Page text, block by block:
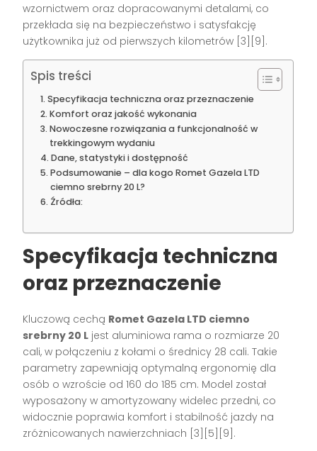
wzornictwem oraz dopracowanymi detalami, co
przekłada się na bezpieczeństwo i satysfakcję
użytkownika już od pierwszych kilometrów [3][9] .
Spis treści
Specyfikacja techniczna oraz przeznaczenie
Komfort oraz jakość wykonania
Nowoczesne rozwiązania a funkcjonalność w
trekkingowym wydaniu
Dane, statystyki i dostępność
Podsumowanie – dla kogo Romet Gazela LTD
ciemno srebrny 20 L?
Źródła:
Specyfikacja techniczna
oraz przeznaczenie
Kluczową cechą Romet Gazela LTD ciemno
srebrny 20 L jest aluminiowa rama o rozmiarze 20
cali, w połączeniu z kołami o średnicy 28 cali. Takie
parametry zapewniają optymalną ergonomię dla
osób o wzroście od 160 do 185 cm. Model został
wyposażony w amortyzowany widelec przedni, co
widocznie poprawia komfort i stabilność jazdy na
zróżnicowanych nawierzchniach [3][5][9] .